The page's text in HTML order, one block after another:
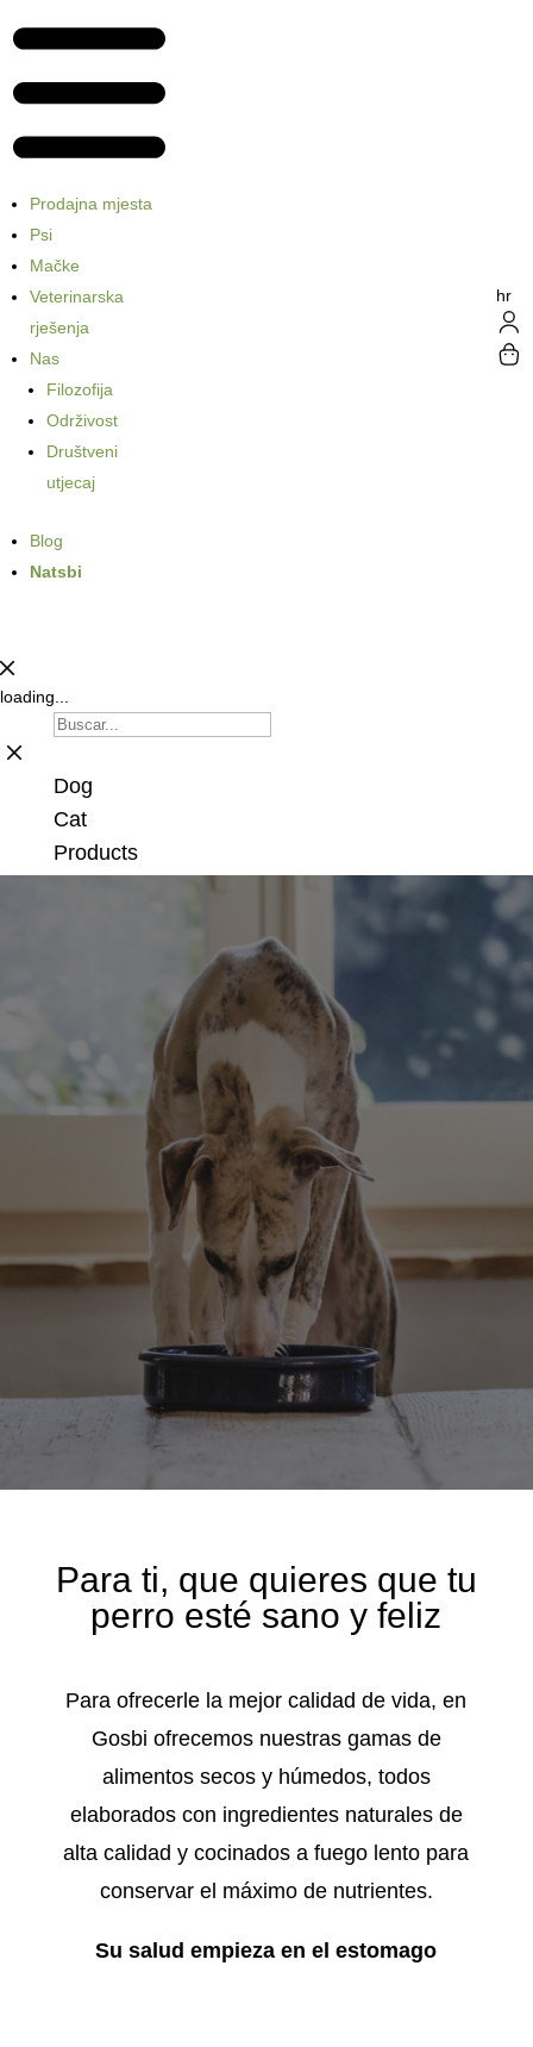
Prodajna mjesta
Psi
Mačke
Veterinarska
rješenja
Nas
Filozofija
Održivost
Društveni
utjecaj
Blog
Natsbi
hr
loading...
Dog
Cat
Products
Para ti, que quieres que tu
perro esté sano y feliz
Para ofrecerle la mejor calidad de vida, en
Gosbi ofrecemos nuestras gamas de
alimentos secos y húmedos, todos
elaborados con ingredientes naturales de
alta calidad y cocinados a fuego lento para
conservar el máximo de nutrientes.
Su salud empieza en el estomago